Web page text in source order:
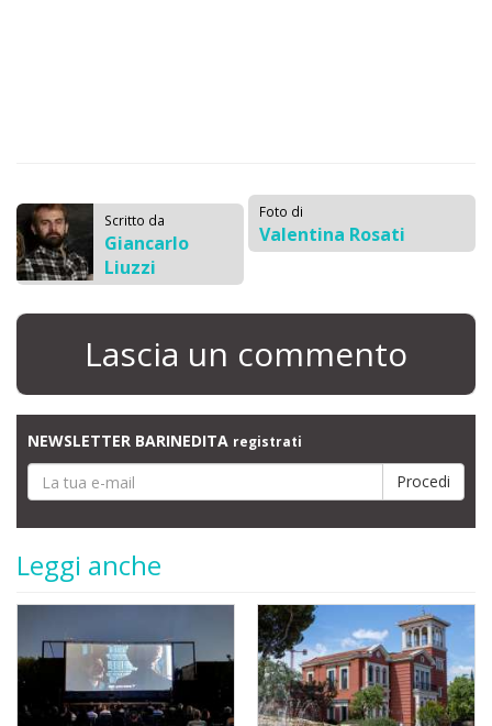
Scritto da
Giancarlo
Liuzzi
Foto di
Valentina Rosati
Lascia un commento
NEWSLETTER BARINEDITA registrati
Leggi anche